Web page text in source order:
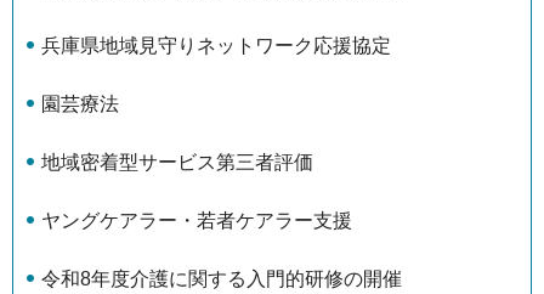
兵庫県地域見守りネットワーク応援協定
園芸療法
地域密着型サービス第三者評価
ヤングケアラー・若者ケアラー支援
令和8年度介護に関する入門的研修の開催